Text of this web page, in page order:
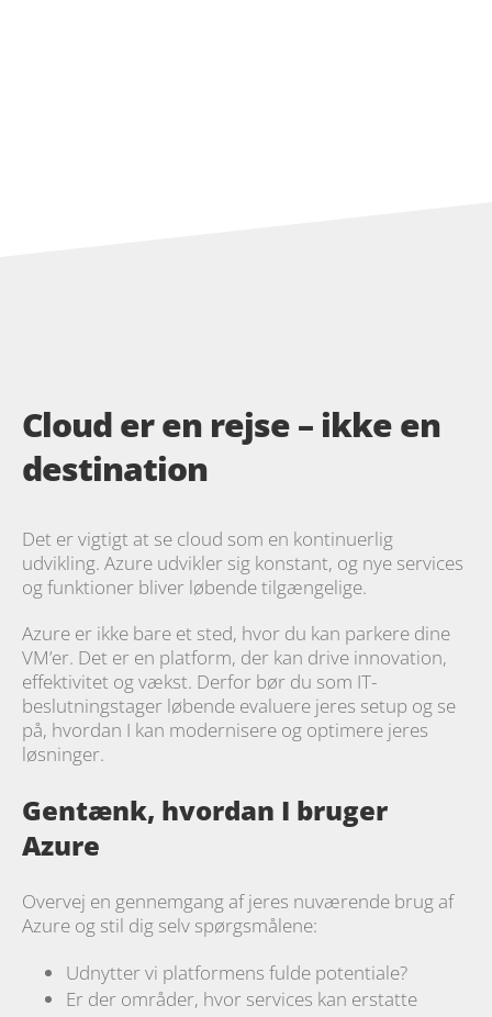
Cloud er en rejse – ikke en
destination
Det er vigtigt at se cloud som en kontinuerlig
udvikling. Azure udvikler sig konstant, og nye services
og funktioner bliver løbende tilgængelige.
Azure er ikke bare et sted, hvor du kan parkere dine
VM’er. Det er en platform, der kan drive innovation,
effektivitet og vækst. Derfor bør du som IT-
beslutningstager løbende evaluere jeres setup og se
på, hvordan I kan modernisere og optimere jeres
løsninger.
Gentænk, hvordan I bruger
Azure
Overvej en gennemgang af jeres nuværende brug af
Azure og stil dig selv spørgsmålene:
Udnytter vi platformens fulde potentiale?
Er der områder, hvor services kan erstatte